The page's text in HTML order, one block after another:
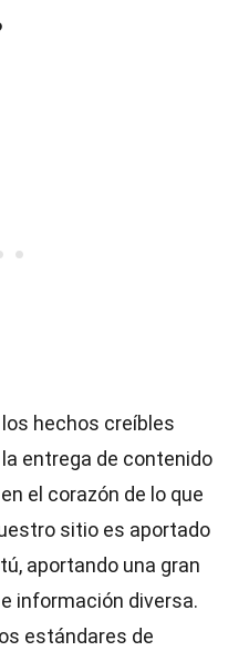
hechos creíbles
entrega de contenido
el corazón de lo que
sitio es aportado
aportando una gran
información diversa.
estándares de